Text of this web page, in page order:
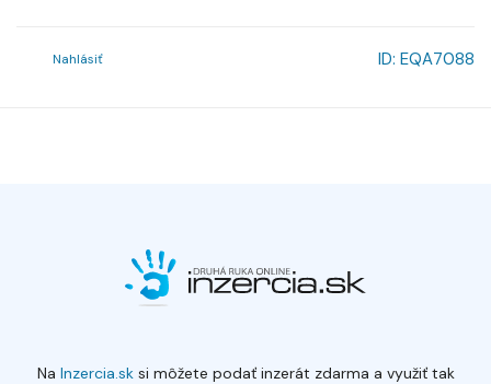
Nahlásiť ID: EQA7088
Na Inzercia.sksi môžete podať inzerát zdarma a využiť tak